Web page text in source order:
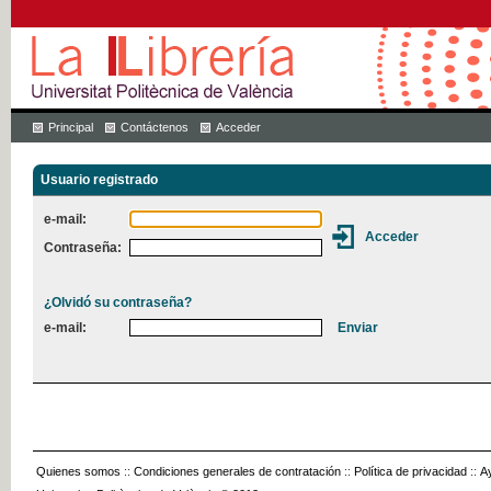
Principal Contáctenos Acceder
Usuario registrado
e-mail:
Contraseña:
¿Olvidó su contraseña?
e-mail:
Quienes somos :: Condiciones generales de contratación :: Política de privacidad ::